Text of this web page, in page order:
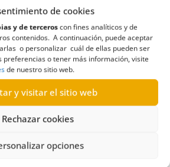
de cookies
y de terceroscon fines analíticos y de
contenidos. A continuación, puede aceptar
o personalizar cuál de ellas pueden ser
preferencias o tener más información, visite
de nuestro sitio web.
y visitar el sitio web
Rechazar cookies
opciones